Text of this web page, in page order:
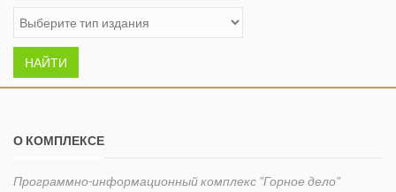
НАЙТИ
О КОМПЛЕКСЕ
Программно-информационный комплекс "Горное дело"